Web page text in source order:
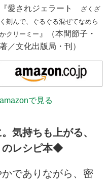
『愛されジェラート
ざくざ
く刻んで、ぐるぐる混ぜてなめら
かクリーミー 』（本間節子・
著／文化出版局・刊）
amazonで見る
気持ちも上がる、
のレシピ本◆
でありながら、密